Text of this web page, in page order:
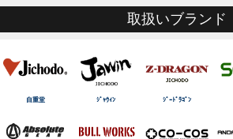
取扱いブランド
自重堂 ｼﾞｬｳｨﾝ ｼﾞｰﾄﾞﾗｺﾞﾝ